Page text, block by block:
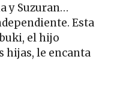
y Suzuran…
Esta
el hijo
hijas, le encanta